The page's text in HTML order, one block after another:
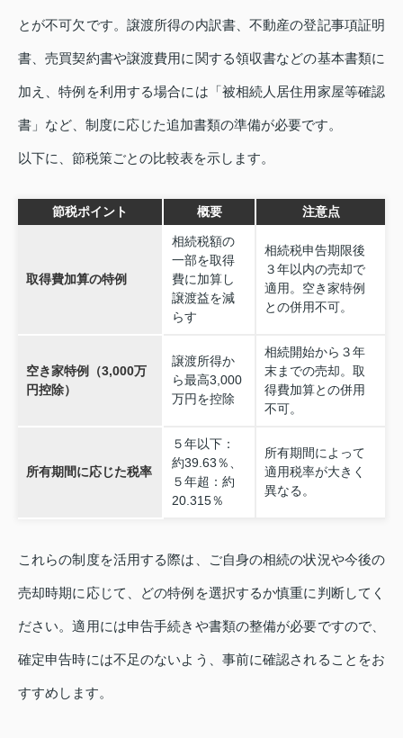
とが不可欠です。譲渡所得の内訳書、不動産の登記事項証明
書、売買契約書や譲渡費用に関する領収書などの基本書類に
加え、特例を利用する場合には「被相続人居住用家屋等確認
書」など、制度に応じた追加書類の準備が必要です。
以下に、節税策ごとの比較表を示します。
節税ポイント 概要 注意点
取得費加算の特例
相続税額の
一部を取得
費に加算し
譲渡益を減
らす
相続税申告期限後
３年以内の売却で
適用。空き家特例
との併用不可。
空き家特例（3,000万
円控除）
譲渡所得か
ら最高3,000
万円を控除
相続開始から３年
末までの売却。取
得費加算との併用
不可。
所有期間に応じた税率
５年以下：
約39.63％、
５年超：約
20.315％
所有期間によって
適用税率が大きく
異なる。
これらの制度を活用する際は、ご自身の相続の状況や今後の
売却時期に応じて、どの特例を選択するか慎重に判断してく
ださい。適用には申告手続きや書類の整備が必要ですので、
確定申告時には不足のないよう、事前に確認されることをお
すすめします。